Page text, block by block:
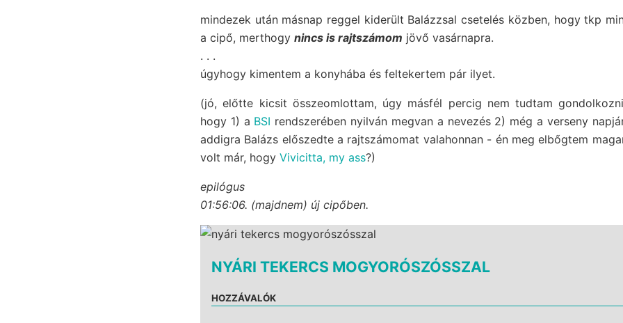
mindezek után másnap reggel kiderült Balázzsal csetelés közben, hogy tkp
a cipő, merthogy nincs is rajtszámom jövő vasárnapra.
. . .
úgyhogy kimentem a konyhába és feltekertem pár ilyet.
(jó, előtte kicsit összeomlottam, úgy másfél percig nem tudtam
hogy 1) a BSI rendszerében nyilván megvan a nevezés 2) még a verseny
addigra Balázs előszedte a rajtszámomat valahonnan - én meg elbőgtem
volt már, hogy Vivicitta, my ass?)
epilógus
01:56:06. (majdnem) új cipőben.
NYÁRI TEKERCS MOGYORÓSZÓSSZAL
HOZZÁVALÓK